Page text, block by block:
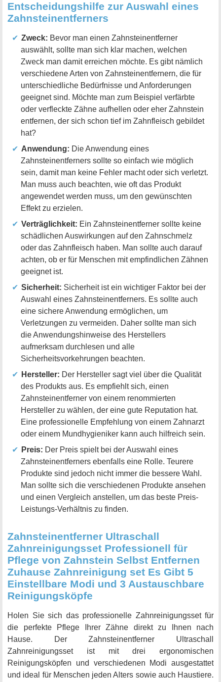
Entscheidungshilfe zur Auswahl eines
Zahnsteinentferners
Zweck: Bevor man einen Zahnsteinentferner
auswählt, sollte man sich klar machen, welchen
Zweck man damit erreichen möchte. Es gibt nämlich
verschiedene Arten von Zahnsteinentfernern, die für
unterschiedliche Bedürfnisse und Anforderungen
geeignet sind. Möchte man zum Beispiel verfärbte
oder verfleckte Zähne aufhellen oder eher Zahnstein
entfernen, der sich schon tief im Zahnfleisch gebildet
hat?
Anwendung: Die Anwendung eines
Zahnsteinentferners sollte so einfach wie möglich
sein, damit man keine Fehler macht oder sich verletzt.
Man muss auch beachten, wie oft das Produkt
angewendet werden muss, um den gewünschten
Effekt zu erzielen.
Verträglichkeit: Ein Zahnsteinentferner sollte keine
schädlichen Auswirkungen auf den Zahnschmelz
oder das Zahnfleisch haben. Man sollte auch darauf
achten, ob er für Menschen mit empfindlichen Zähnen
geeignet ist.
Sicherheit: Sicherheit ist ein wichtiger Faktor bei der
Auswahl eines Zahnsteinentferners. Es sollte auch
eine sichere Anwendung ermöglichen, um
Verletzungen zu vermeiden. Daher sollte man sich
die Anwendungshinweise des Herstellers
aufmerksam durchlesen und alle
Sicherheitsvorkehrungen beachten.
Hersteller: Der Hersteller sagt viel über die Qualität
des Produkts aus. Es empfiehlt sich, einen
Zahnsteinentferner von einem renommierten
Hersteller zu wählen, der eine gute Reputation hat.
Eine professionelle Empfehlung von einem Zahnarzt
oder einem Mundhygieniker kann auch hilfreich sein.
Preis: Der Preis spielt bei der Auswahl eines
Zahnsteinentferners ebenfalls eine Rolle. Teurere
Produkte sind jedoch nicht immer die bessere Wahl.
Man sollte sich die verschiedenen Produkte ansehen
und einen Vergleich anstellen, um das beste Preis-
Leistungs-Verhältnis zu finden.
Zahnsteinentferner Ultraschall
Zahnreinigungsset Professionell für
Pflege von Zahnstein Selbst Entfernen
Zuhause Zahnreinigung set Es Gibt 5
Einstellbare Modi und 3 Austauschbare
Reinigungsköpfe
Holen Sie sich das professionelle Zahnreinigungsset für
die perfekte Pflege Ihrer Zähne direkt zu Ihnen nach
Hause. Der Zahnsteinentferner Ultraschall
Zahnreinigungsset ist mit drei ergonomischen
Reinigungsköpfen und verschiedenen Modi ausgestattet
und ideal für Menschen jeden Alters sowie auch Haustiere.